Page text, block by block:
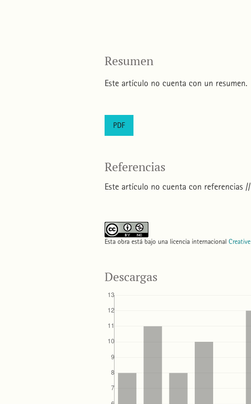
Resumen
Este artículo no cuenta con un resumen.
PDF
Referencias
Este artículo no cuenta con referencias
Esta obra está bajo una licencia internacional
Descargas